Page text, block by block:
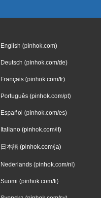
English (pinhok.com)
Deutsch (pinhok.com/de)
Français (pinhok.com/fr)
Português (pinhok.com/pt)
Español (pinhok.com/es)
Italiano (pinhok.com/it)
日本語 (pinhok.com/ja)
Nederlands (pinhok.com/nl)
Suomi (pinhok.com/fi)